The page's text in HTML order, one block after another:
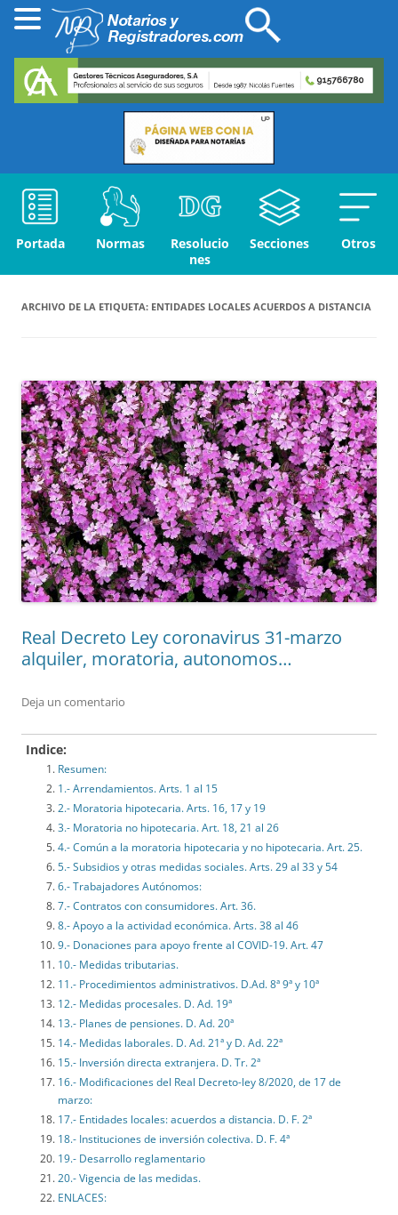
Portada Normas
Resolucio
nes
Secciones Otros
ARCHIVO DE LA ETIQUETA: ENTIDADES LOCALES ACUERDOS A DISTANCIA
Real Decreto Ley coronavirus 31-marzo
alquiler, moratoria, autonomos…
Deja un comentario
Indice:
Resumen:
1.- Arrendamientos. Arts. 1 al 15
2.- Moratoria hipotecaria. Arts. 16, 17 y 19
3.- Moratoria no hipotecaria. Art. 18, 21 al 26
4.- Común a la moratoria hipotecaria y no hipotecaria. Art. 25.
5.- Subsidios y otras medidas sociales. Arts. 29 al 33 y 54
6.- Trabajadores Autónomos:
7.- Contratos con consumidores. Art. 36.
8.- Apoyo a la actividad económica. Arts. 38 al 46
9.- Donaciones para apoyo frente al COVID-19. Art. 47
10.- Medidas tributarias.
11.- Procedimientos administrativos. D.Ad. 8ª 9ª y 10ª
12.- Medidas procesales. D. Ad. 19ª
13.- Planes de pensiones. D. Ad. 20ª
14.- Medidas laborales. D. Ad. 21ª y D. Ad. 22ª
15.- Inversión directa extranjera. D. Tr. 2ª
16.- Modificaciones del Real Decreto-ley 8/2020, de 17 de
marzo:
17.- Entidades locales: acuerdos a distancia. D. F. 2ª
18.- Instituciones de inversión colectiva. D. F. 4ª
19.- Desarrollo reglamentario
20.- Vigencia de las medidas.
ENLACES: